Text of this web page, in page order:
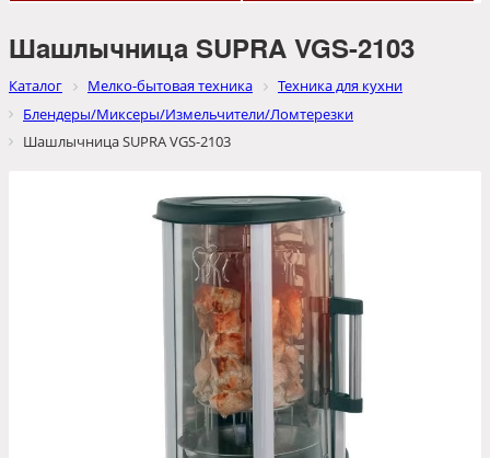
Шашлычница SUPRA VGS-2103
Каталог Мелко-бытовая техника
Техника для кухни
Блендеры/Миксеры/Измельчители/Ломтерезки
Шашлычница SUPRA VGS-2103